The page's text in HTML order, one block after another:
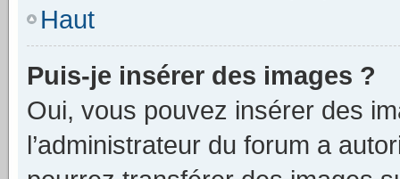
Haut
Puis-je insérer des images ?
Oui, vous pouvez insérer des
l’administrateur du forum a